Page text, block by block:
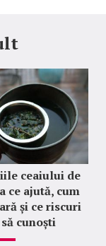
ceaiului de
ce ajută, cum
și ce riscuri
cunoști